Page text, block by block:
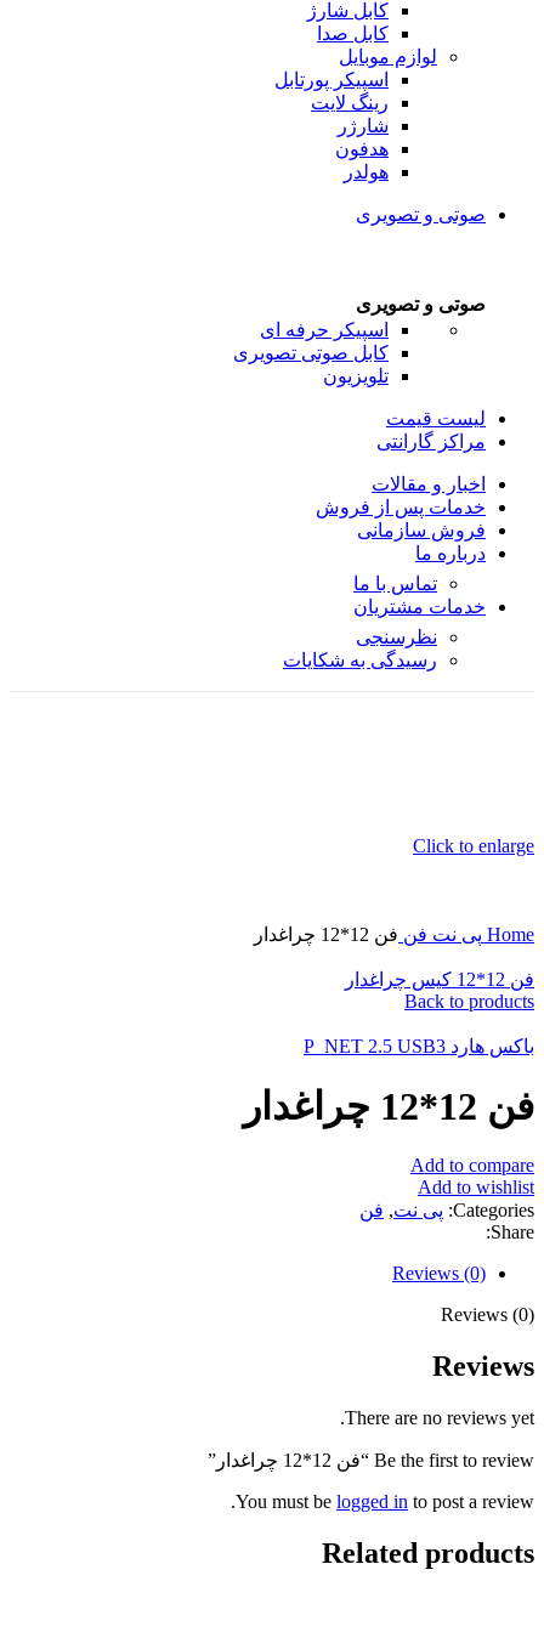
کابل شارژ
کابل صدا
لوازم موبایل
اسپیکر پورتابل
رینگ لایت
شارژر
هدفون
هولدر
صوتی و تصویری
صوتی و تصویری
اسپیکر حرفه ای
کابل صوتی تصویری
تلویزیون
لیست قیمت
مراکز گارانتی
اخبار و مقالات
خدمات پس از فروش
فروش سازمانی
درباره ما
تماس با ما
خدمات مشتریان
نظرسنجی
رسیدگی به شکایات
Click to enlarge
Home پی نت فن فن 12*12 چراغدار
فن 12*12 کیس چراغدار
Back to products
باکس هارد P_NET 2.5 USB3
فن 12*12 چراغدار
Add to compare
Add to wishlist
Categories: پی نت, فن
Share:
Reviews (0)
Reviews (0)
Reviews
There are no reviews yet.
Be the first to review “فن 12*12 چراغدار”
You must be logged in to post a review.
Related products